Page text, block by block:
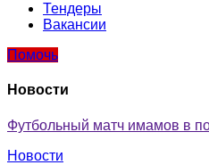
Тендеры
Вакансии
Помочь
Новости
Футбольный матч имамов в
Новости